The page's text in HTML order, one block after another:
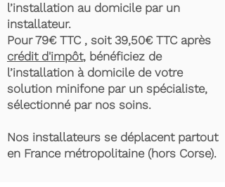
l’installation au domicile par un
installateur.
Pour 79€ TTC , soit 39,50€ TTC après
crédit d'impôt, bénéficiez de
l’installation à domicile de votre
solution minifone par un spécialiste,
sélectionné par nos soins.
Nos installateurs se déplacent partout
en France métropolitaine (hors Corse).